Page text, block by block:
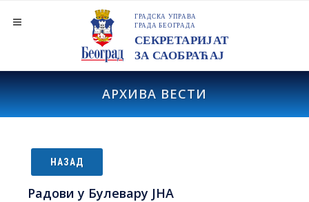
АРХИВА ВЕСТИ
НАЗАД
Радови у Булевару ЈНА